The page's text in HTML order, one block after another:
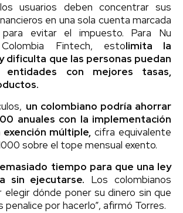
usuarios deben concentrar sus
en una sola cuenta marcada
evitar el impuesto. Para Nu
Fintech, estolimita la
dificulta que las personas puedan
entidades con mejores tasas,
un colombiano podría ahorrar
anuales con la implementación
múltiple, cifra equivalente
sobre el tope mensual exento.
tiempo para que una ley
sin ejecutarse. Los colombianos
elegir dónde poner su dinero sin que
penalice por hacerlo”, afirmó Torres.